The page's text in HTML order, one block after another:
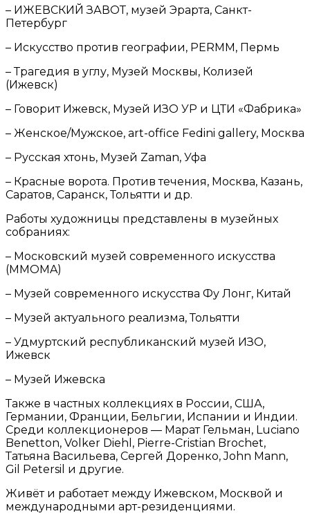
– ИЖЕВСКИЙ ЗАВОТ, музей Эрарта, Санкт-
Петербург
– Искусство против географии, PERMM, Пермь
– Трагедия в углу, Музей Москвы, Колизей
(Ижевск)
– Говорит Ижевск, Музей ИЗО УР и ЦТИ «Фабрика»
– Женское/Мужское, art-office Fedini gallery, Москва
– Русская хтонь, Музей Zaman, Уфа
– Красные ворота. Против течения, Москва, Казань,
Саратов, Саранск, Тольятти и др.
Работы художницы представлены в музейных
собраниях:
– Московский музей современного искусства
(MMOMA)
– Музей современного искусства Фу Лонг, Китай
– Музей актуального реализма, Тольятти
– Удмуртский республиканский музей ИЗО,
Ижевск
– Музей Ижевска
Также в частных коллекциях в России, США,
Германии, Франции, Бельгии, Испании и Индии.
Среди коллекционеров — Марат Гельман, Luciano
Benetton, Volker Diehl, Pierre-Cristian Brochet,
Татьяна Васильева, Сергей Доренко, John Mann,
Gil Petersil и другие.
Живёт и работает между Ижевском, Москвой и
международными арт-резиденциями.